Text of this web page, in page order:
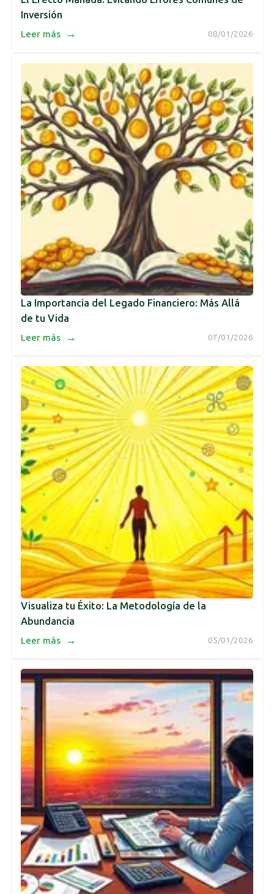
Inversión
08/01/2026
Leer más →
La Importancia del Legado Financiero: Más Allá
de tu Vida
07/01/2026
Leer más →
Visualiza tu Éxito: La Metodología de la
Abundancia
05/01/2026
Leer más →